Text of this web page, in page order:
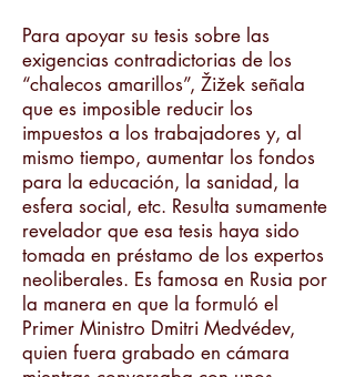
Para apoyar su tesis sobre las
exigencias contradictorias de los
“chalecos amarillos”, Žižek señala
que es imposible reducir los
impuestos a los trabajadores y, al
mismo tiempo, aumentar los fondos
para la educación, la sanidad, la
esfera social, etc. Resulta sumamente
revelador que esa tesis haya sido
tomada en préstamo de los expertos
neoliberales. Es famosa en Rusia por
la manera en que la formuló el
Primer Ministro Dmitri Medvédev,
quien fuera grabado en cámara